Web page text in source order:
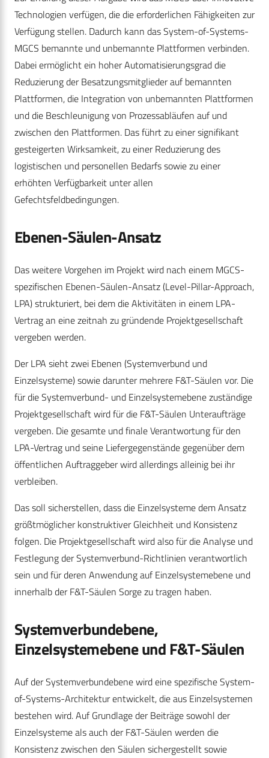
Technologien verfügen, die die erforderlichen Fähigkeiten zur
Verfügung stellen. Dadurch kann das System-of-Systems-
MGCS bemannte und unbemannte Plattformen verbinden.
Dabei ermöglicht ein hoher Automatisierungsgrad die
Reduzierung der Besatzungsmitglieder auf bemannten
Plattformen, die Integration von unbemannten Plattformen
und die Beschleunigung von Prozessabläufen auf und
zwischen den Plattformen. Das führt zu einer signifikant
gesteigerten Wirksamkeit, zu einer Reduzierung des
logistischen und personellen Bedarfs sowie zu einer
erhöhten Verfügbarkeit unter allen
Gefechtsfeldbedingungen.
Ebenen-Säulen-Ansatz
Das weitere Vorgehen im Projekt wird nach einem MGCS-
spezifischen Ebenen-Säulen-Ansatz (Level-Pillar-Approach,
LPA) strukturiert, bei dem die Aktivitäten in einem LPA-
Vertrag an eine zeitnah zu gründende Projektgesellschaft
vergeben werden.
Der LPA sieht zwei Ebenen (Systemverbund und
Einzelsysteme) sowie darunter mehrere F&T-Säulen vor. Die
für die Systemverbund- und Einzelsystemebene zuständige
Projektgesellschaft wird für die F&T-Säulen Unteraufträge
vergeben. Die gesamte und finale Verantwortung für den
LPA-Vertrag und seine Liefergegenstände gegenüber dem
öffentlichen Auftraggeber wird allerdings alleinig bei ihr
verbleiben.
Das soll sicherstellen, dass die Einzelsysteme dem Ansatz
größtmöglicher konstruktiver Gleichheit und Konsistenz
folgen. Die Projektgesellschaft wird also für die Analyse und
Festlegung der Systemverbund-Richtlinien verantwortlich
sein und für deren Anwendung auf Einzelsystemebene und
innerhalb der F&T-Säulen Sorge zu tragen haben.
Systemverbundebene,
Einzelsystemebene und F&T-Säulen
Auf der Systemverbundebene wird eine spezifische System-
of-Systems-Architektur entwickelt, die aus Einzelsystemen
bestehen wird. Auf Grundlage der Beiträge sowohl der
Einzelsysteme als auch der F&T-Säulen werden die
Konsistenz zwischen den Säulen sichergestellt sowie